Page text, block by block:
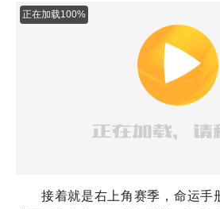
正在加载100%
接着就是右上角赛季，命运手